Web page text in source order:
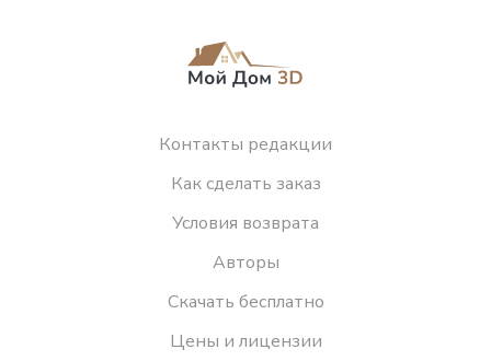
Контакты редакции
Как сделать заказ
Условия возврата
Авторы
Скачать бесплатно
Цены и лицензии